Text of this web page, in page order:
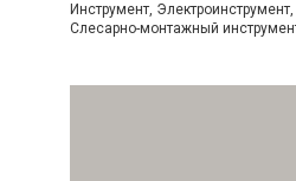
Инструмент,
Слесарно-монтажный